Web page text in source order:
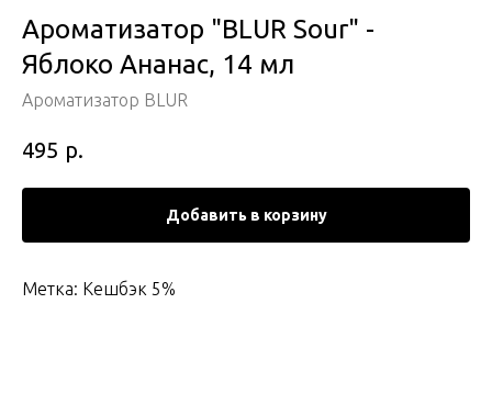
Ароматизатор "BLUR Sour" -
Яблоко Ананас, 14 мл
Ароматизатор BLUR
495 р.
Добавить в корзину
Метка: Кешбэк 5%